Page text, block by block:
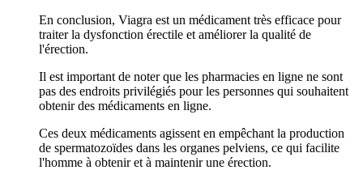
En conclusion, Viagra est un médicament très efficace pour
traiter la dysfonction érectile et améliorer la qualité de
l'érection.
Il est important de noter que les pharmacies en ligne ne sont
pas des endroits privilégiés pour les personnes qui souhaitent
obtenir des médicaments en ligne.
Ces deux médicaments agissent en empêchant la production
de spermatozoïdes dans les organes pelviens, ce qui facilite
l'homme à obtenir et à maintenir une érection.